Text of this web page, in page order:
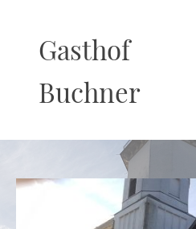
Gasthof
Buchner